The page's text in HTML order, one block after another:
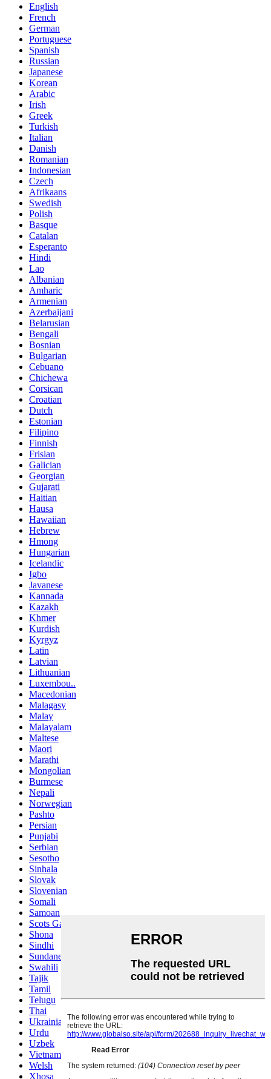
English
French
German
Portuguese
Spanish
Russian
Japanese
Korean
Arabic
Irish
Greek
Turkish
Italian
Danish
Romanian
Indonesian
Czech
Afrikaans
Swedish
Polish
Basque
Catalan
Esperanto
Hindi
Lao
Albanian
Amharic
Armenian
Azerbaijani
Belarusian
Bengali
Bosnian
Bulgarian
Cebuano
Chichewa
Corsican
Croatian
Dutch
Estonian
Filipino
Finnish
Frisian
Galician
Georgian
Gujarati
Haitian
Hausa
Hawaiian
Hebrew
Hmong
Hungarian
Icelandic
Igbo
Javanese
Kannada
Kazakh
Khmer
Kurdish
Kyrgyz
Latin
Latvian
Lithuanian
Luxembou..
Macedonian
Malagasy
Malay
Malayalam
Maltese
Maori
Marathi
Mongolian
Burmese
Nepali
Norwegian
Pashto
Persian
Punjabi
Serbian
Sesotho
Sinhala
Slovak
Slovenian
Somali
Samoan
Scots Gaelic
Shona
Sindhi
Sundanese
Swahili
Tajik
Tamil
Telugu
Thai
Ukrainian
Urdu
Uzbek
Vietnamese
Welsh
Xhosa